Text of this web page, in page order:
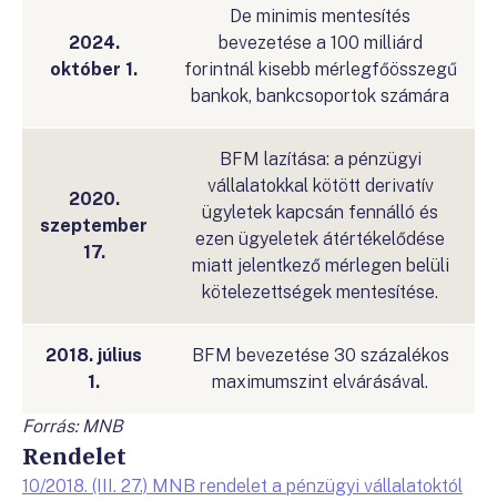
2024.
október 1.
De minimis mentesítés
bevezetése a 100 milliárd
forintnál kisebb mérlegfőösszegű
bankok, bankcsoportok számára
2020.
szeptember
17.
BFM lazítása: a pénzügyi
vállalatokkal kötött derivatív
ügyletek kapcsán fennálló és
ezen ügyeletek átértékelődése
miatt jelentkező mérlegen belüli
kötelezettségek mentesítése.
2018. július
1.
BFM bevezetése 30 százalékos
maximumszint elvárásával.
Forrás: MNB
Rendelet
10/2018. (III. 27.) MNB rendelet a pénzügyi vállalatoktól